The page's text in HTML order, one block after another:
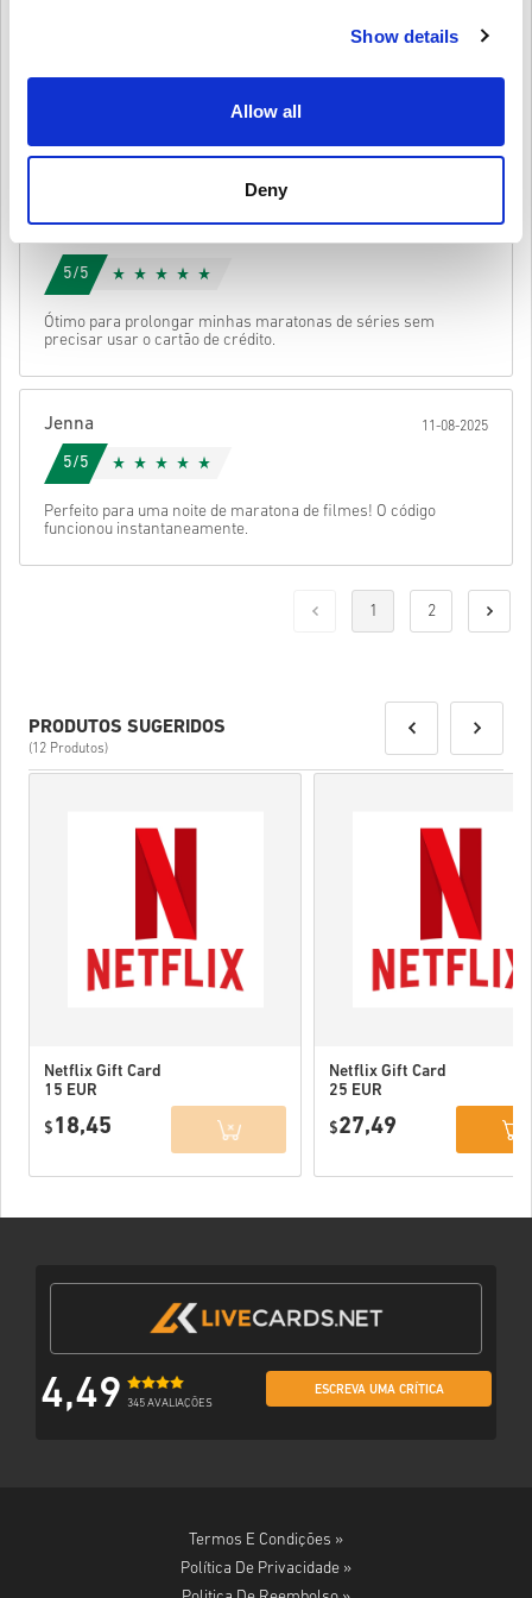
Show details
Allow all
Deny
houve um pequeno atraso na entrega.
5/5
Ótimo para prolongar minhas maratonas de séries sem
precisar usar o cartão de crédito.
Jenna 11-08-2025
5/5
Perfeito para uma noite de maratona de filmes! O código
funcionou instantaneamente.
1 2
PRODUTOS SUGERIDOS
(12 Produtos)
Netflix Gift Card
15 EUR
$ 18,45
Netflix Gift Card
25 EUR
$27,49
4,49 345 AVALIAÇÕES
ESCREVA UMA CRÍTICA
Termos E Condições »
Política De Privacidade »